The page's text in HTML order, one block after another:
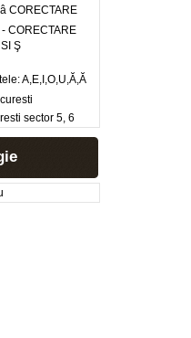
CORECTARE
CORECTARE
Ş
A,E,I,O,U,Ă,Ă
sector 5, 6